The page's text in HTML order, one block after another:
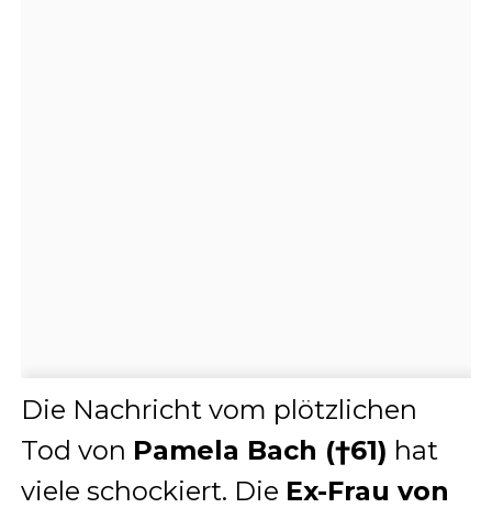
Die Nachricht vom plötzlichen
Tod von Pamela Bach (†61) hat
viele schockiert. Die Ex-Frau von